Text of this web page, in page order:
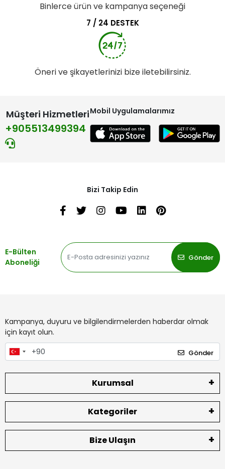
Binlerce ürün ve kampanya seçeneği
7 / 24 DESTEK
Öneri ve şikayetlerinizi bize iletebilirsiniz.
Müşteri Hizmetleri
+905513499394
Mobil Uygulamalarımız
Bizi Takip Edin
E-Bülten
Aboneliği
Gönder
Kampanya, duyuru ve bilgilendirmelerden haberdar olmak
için kayıt olun.
Gönder
Kurumsal
Kategoriler
Bize Ulaşın